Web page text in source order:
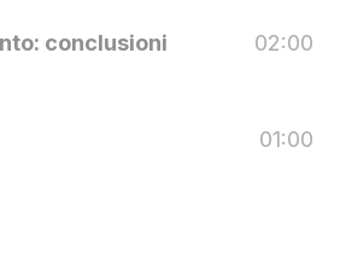
conclusioni 02:00
01:00